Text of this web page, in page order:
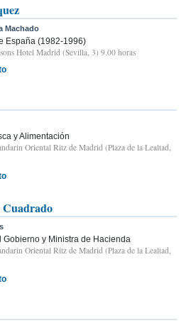
Machado
España (1982-1996)
Hotel Madrid (Sevilla, 3) 9.00 horas
y Alimentación
Oriental Ritz de Madrid (Plaza de la Lealtad,
Cuadrado
y Ministra de Hacienda
Oriental Ritz de Madrid (Plaza de la Lealtad,